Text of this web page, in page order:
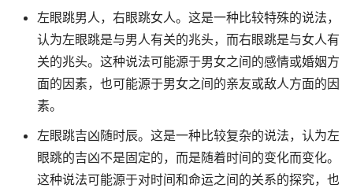
左眼跳男人，右眼跳女人。这是一种比较特殊的说法，
认为左眼跳是与男人有关的兆头，而右眼跳是与女人有
关的兆头。这种说法可能源于男女之间的感情或婚姻方
面的因素，也可能源于男女之间的亲友或敌人方面的因
素。
左眼跳吉凶随时辰。这是一种比较复杂的说法，认为左
眼跳的吉凶不是固定的，而是随着时间的变化而变化。
这种说法可能源于对时间和命运之间的关系的探究，也